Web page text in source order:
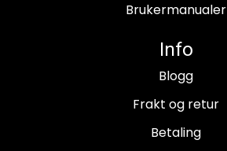
Brukermanualer
Info
Blogg
Frakt og retur
Betaling